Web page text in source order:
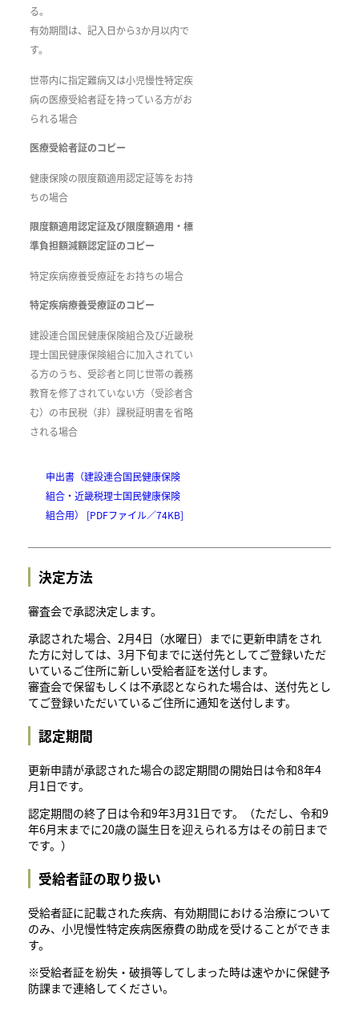
る。
有効期間は、記入日から3か月以内で
す。
世帯内に指定難病又は小児慢性特定疾
病の医療受給者証を持っている方がお
られる場合
医療受給者証のコピー
健康保険の限度額適用認定証等をお持
ちの場合
限度額適用認定証及び限度額適用・標
準負担額減額認定証のコピー
特定疾病療養受療証をお持ちの場合
特定疾病療養受療証のコピー
建設連合国民健康保険組合及び近畿税
理士国民健康保険組合に加入されてい
る方のうち、受診者と同じ世帯の義務
教育を修了されていない方（受診者含
む）の市民税（非）課税証明書を省略
される場合
申出書（建設連合国民健康保険
組合・近畿税理士国民健康保険
組合用） [PDFファイル／74KB]
決定方法
審査会で承認決定します。
承認された場合、2月4日（水曜日）までに更新申請をされ
た方に対しては、3月下旬までに送付先としてご登録いただ
いているご住所に新しい受給者証を送付します。
審査会で保留もしくは不承認となられた場合は、送付先とし
てご登録いただいているご住所に通知を送付します。
認定期間
更新申請が承認された場合の認定期間の開始日は令和8年4
月1日です。
認定期間の終了日は令和9年3月31日です。（ただし、令和9
年6月末までに20歳の誕生日を迎えられる方はその前日まで
です。）
受給者証の取り扱い
受給者証に記載された疾病、有効期間における治療について
のみ、小児慢性特定疾病医療費の助成を受けることができま
す。
※受給者証を紛失・破損等してしまった時は速やかに保健予
防課まで連絡してください。